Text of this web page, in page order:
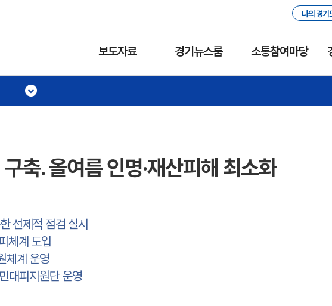
나의 경기
보도자료 경기뉴스룸 소통참여마당
축. 올여름 인명·재산피해 최소화
선제적 점검 실시
체계 도입
체계 운영
대피지원단 운영